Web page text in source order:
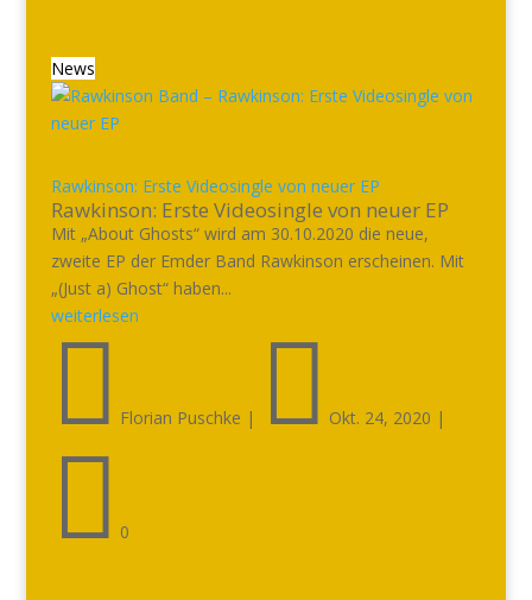
News
Rawkinson: Erste Videosingle von neuer EP
Rawkinson: Erste Videosingle von neuer EP
Mit „About Ghosts“ wird am 30.10.2020 die neue,
zweite EP der Emder Band Rawkinson erscheinen. Mit
„(Just a) Ghost“ haben...
weiterlesen
 Florian Puschke |  Okt. 24, 2020 |
 0